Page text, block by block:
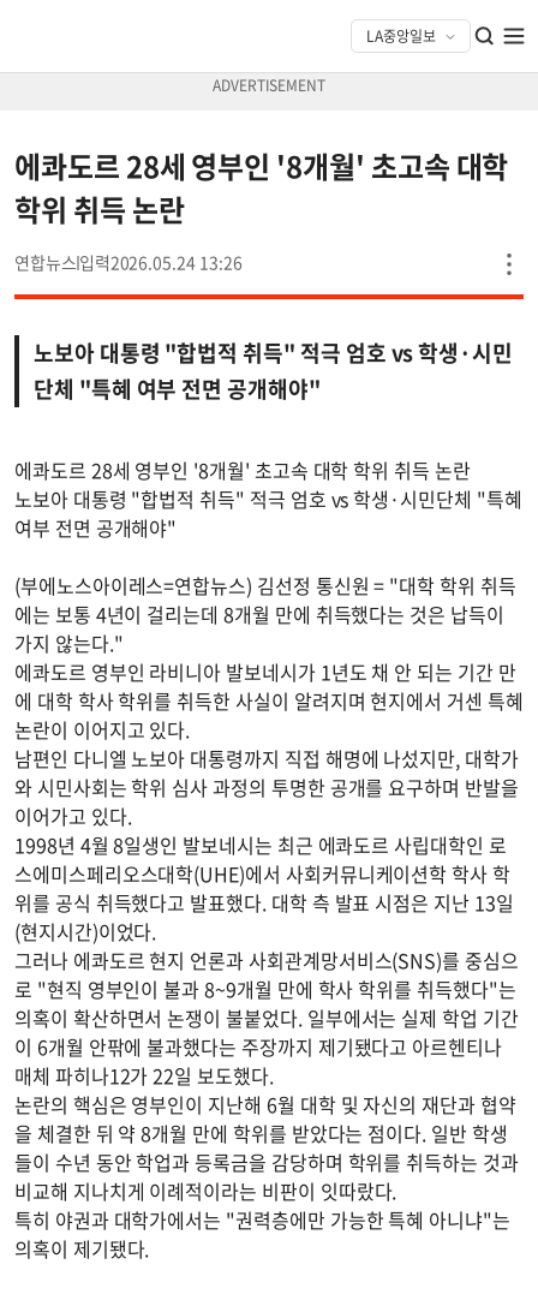
에콰도르 28세 영부인 '8개월' 초고속 대학
학위 취득 논란
연합뉴스 2026.05.24 13:26
노보아 대통령 "합법적 취득" 적극 엄호 vs 학생·시민
단체 "특혜 여부 전면 공개해야"
에콰도르 28세 영부인 '8개월' 초고속 대학 학위 취득 논란
노보아 대통령 "합법적 취득" 적극 엄호 vs 학생·시민단체 "특혜
여부 전면 공개해야"
(부에노스아이레스=연합뉴스) 김선정 통신원 = "대학 학위 취득
에는 보통 4년이 걸리는데 8개월 만에 취득했다는 것은 납득이
가지 않는다."
에콰도르 영부인 라비니아 발보네시가 1년도 채 안 되는 기간 만
에 대학 학사 학위를 취득한 사실이 알려지며 현지에서 거센 특혜
논란이 이어지고 있다.
남편인 다니엘 노보아 대통령까지 직접 해명에 나섰지만, 대학가
와 시민사회는 학위 심사 과정의 투명한 공개를 요구하며 반발을
이어가고 있다.
1998년 4월 8일생인 발보네시는 최근 에콰도르 사립대학인 로
스에미스페리오스대학(UHE)에서 사회커뮤니케이션학 학사 학
위를 공식 취득했다고 발표했다. 대학 측 발표 시점은 지난 13일
(현지시간)이었다.
그러나 에콰도르 현지 언론과 사회관계망서비스(SNS)를 중심으
로 "현직 영부인이 불과 8~9개월 만에 학사 학위를 취득했다"는
의혹이 확산하면서 논쟁이 불붙었다. 일부에서는 실제 학업 기간
이 6개월 안팎에 불과했다는 주장까지 제기됐다고 아르헨티나
매체 파히나12가 22일 보도했다.
논란의 핵심은 영부인이 지난해 6월 대학 및 자신의 재단과 협약
을 체결한 뒤 약 8개월 만에 학위를 받았다는 점이다. 일반 학생
들이 수년 동안 학업과 등록금을 감당하며 학위를 취득하는 것과
비교해 지나치게 이례적이라는 비판이 잇따랐다.
특히 야권과 대학가에서는 "권력층에만 가능한 특혜 아니냐"는
의혹이 제기됐다.